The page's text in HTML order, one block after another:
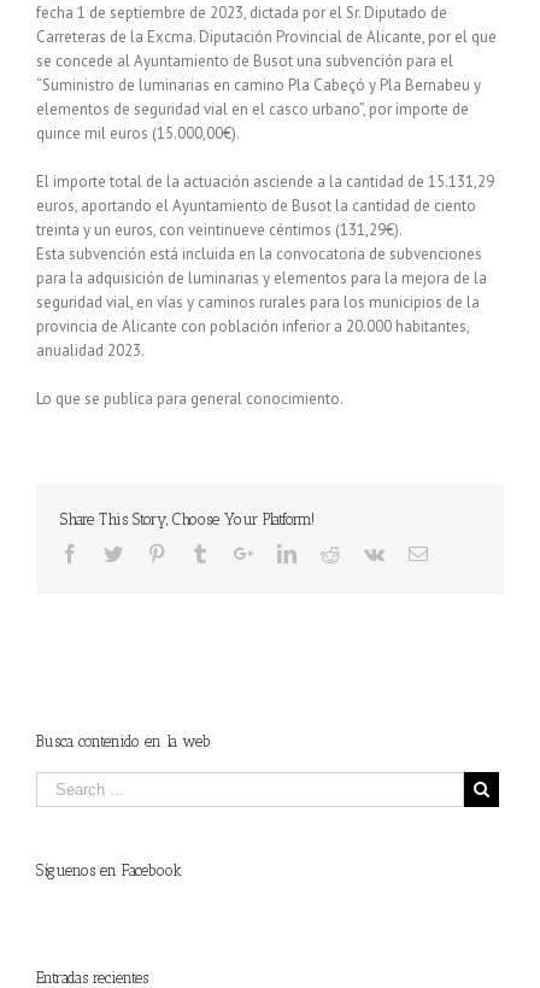
fecha 1 de septiembre de 2023, dictada por el Sr. Diputado de
Carreteras de la Excma. Diputación Provincial de Alicante, por el que
se concede al Ayuntamiento de Busot una subvención para el
“Suministro de luminarias en camino Pla Cabeçó y Pla Bernabeu y
elementos de seguridad vial en el casco urbano”, por importe de
quince mil euros (15.000,00€).
El importe total de la actuación asciende a la cantidad de 15.131,29
euros, aportando el Ayuntamiento de Busot la cantidad de ciento
treinta y un euros, con veintinueve céntimos (131,29€).
Esta subvención está incluida en la convocatoria de subvenciones
para la adquisición de luminarias y elementos para la mejora de la
seguridad vial, en vías y caminos rurales para los municipios de la
provincia de Alicante con población inferior a 20.000 habitantes,
anualidad 2023.
Lo que se publica para general conocimiento.
Share This Story, Choose Your Platform!
Busca contenido en la web
Síguenos en Facebook
Entradas recientes